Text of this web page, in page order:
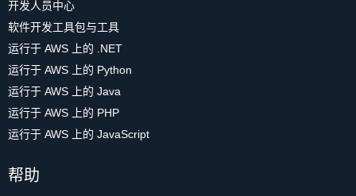
开发人员中心
软件开发工具包与工具
运行于 AWS 上的 .NET
运行于 AWS 上的 Python
运行于 AWS 上的 Java
运行于 AWS 上的 PHP
运行于 AWS 上的 JavaScript
帮助